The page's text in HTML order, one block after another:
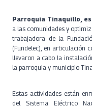
Parroquia Tinaquillo,
a las comunidades y
trabajadora de la
(Fundelec), en articulación
llevaron a cabo la
la parroquia y municipio
Estas actividades están
del Sistema Eléctrico